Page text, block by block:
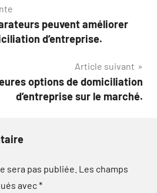
peuvent améliorer
d’entreprise.
Article suivant
options de domiciliation
d’entreprise sur le marché.
sera pas publiée. Les champs
avec*